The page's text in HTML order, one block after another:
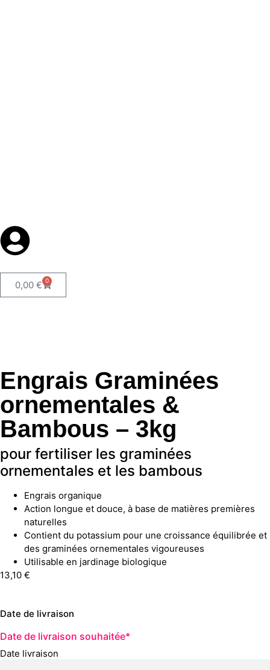
0,00 € 0
Engrais Graminées
ornementales &
Bambous – 3kg
pour fertiliser les graminées
ornementales et les bambous
Engrais organique
Action longue et douce, à base de matières premières
naturelles
Contient du potassium pour une croissance équilibrée et
des graminées ornementales vigoureuses
Utilisable en jardinage biologique
13,10 €
Date de livraison
Date de livraison souhaitée*
Date livraison